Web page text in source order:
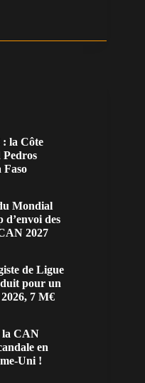
la Côte
Pedros
Faso
Mondial
d’envoi des
2027
de Ligue
pour un
7 M€
la CAN
en
Uni !